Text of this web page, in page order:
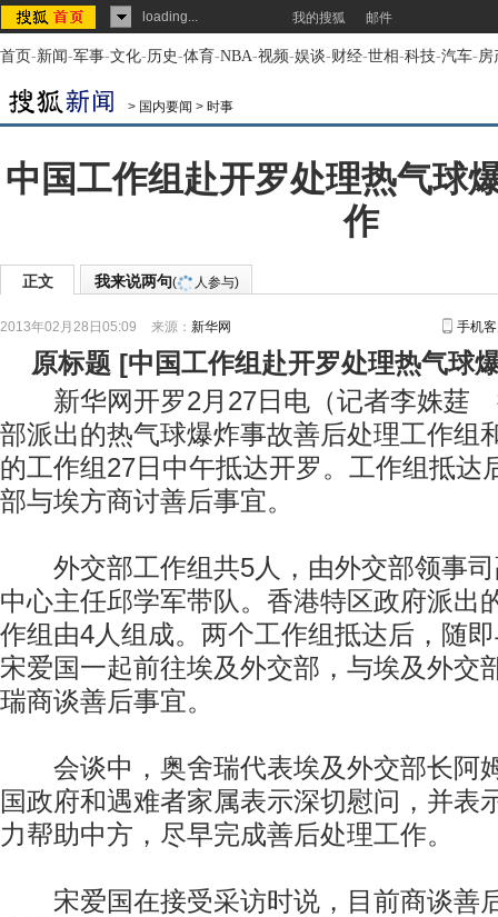
loading... 我的搜狐 邮件
首页-新闻-军事-文化-历史-体育-NBA-视频-娱谈-财经-世相-科技-汽车-房
> 国内要闻 > 时事
中国工作组赴开罗处理热气球
作
正文 我来说两句( 人参与)
2013年02月28日05:09 来源： 新华网 手机
原标题 [中国工作组赴开罗处理热气球
新华网开罗2月27日电（记者李姝莛
部派出的热气球爆炸事故善后处理工作组
的工作组27日中午抵达开罗。工作组抵达
部与埃方商讨善后事宜。
外交部工作组共5人，由外交部领事司
中心主任邱学军带队。香港特区政府派出
作组由4人组成。两个工作组抵达后，随
宋爱国一起前往埃及外交部，与埃及外交
瑞商谈善后事宜。
会谈中，奥舍瑞代表埃及外交部长阿
国政府和遇难者家属表示深切慰问，并表
力帮助中方，尽早完成善后处理工作。
宋爱国在接受采访时说，目前商谈善